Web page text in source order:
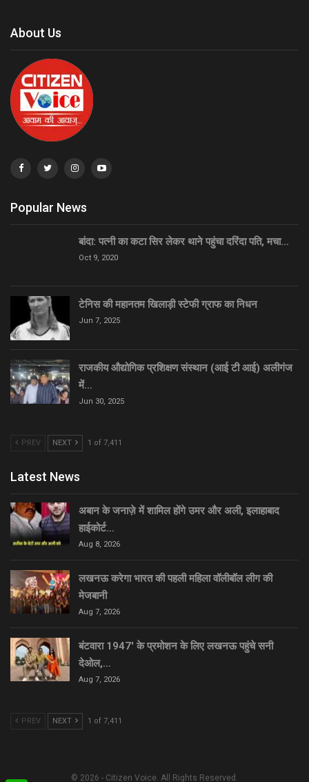
About Us
Popular News
बांदा: पत्नी का कटा सिर लेकर थाने पहुंचा दरिंदा पति, मचा…
Oct 9, 2020
टेनिस की महानतम खिलाड़ी स्टेफी ग्राफ का निधन
Jun 7, 2025
राजकीय औद्योगिक प्रशिक्षण संस्थान (आई टी आई) अलीगंज
में…
Jun 30, 2025
PREV NEXT 1 of 7,411
Latest News
अबान के जनाज़े में शामिल होंगे उमर और अली, इलाहाबाद
हाईकोर्ट…
Aug 8, 2026
लखनऊ करेगा भारत की पहली महिला वॉलीबॉल लीग की
मेजबानी
Aug 7, 2026
बंटवारा 1947′ के प्रमोशन के लिए लखनऊ पहुंचे सनी
देओल,…
Aug 7, 2026
PREV NEXT 1 of 7,411
© 2026 - Citizen Voice. All Rights Reserved.